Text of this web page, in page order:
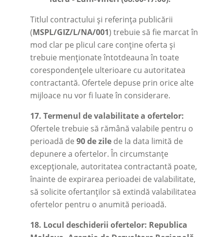
Titlul contractului și referința publicării
(MSPL/GIZ/L/NA/001) trebuie să fie marcat în
mod clar pe plicul care conține oferta și
trebuie menționate întotdeauna în toate
corespondențele ulterioare cu autoritatea
contractantă. Ofertele depuse prin orice alte
mijloace nu vor fi luate în considerare.
17. Termenul de valabilitate a ofertelor:
Ofertele trebuie să rămână valabile pentru o
perioadă de 90 de zilede la data limită de
depunere a ofertelor. În circumstanțe
excepționale, autoritatea contractantă poate,
înainte de expirarea perioadei de valabilitate,
să solicite ofertanților să extindă valabilitatea
ofertelor pentru o anumită perioadă.
18. Locul deschiderii ofertelor: Republica